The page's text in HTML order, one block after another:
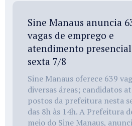
Sine Manaus anuncia
vagas de emprego e
atendimento
sexta 7/8
Sine Manaus oferece 639
diversas áreas; candidatos
postos da prefeitura nesta
das 8h às 14h. A Prefeitura
meio do Sine Manaus,